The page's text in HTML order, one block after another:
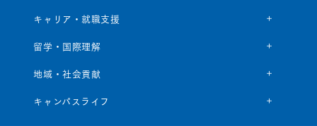
キャリア・就職支援
留学・国際理解
地域・社会貢献
キャンパスライフ